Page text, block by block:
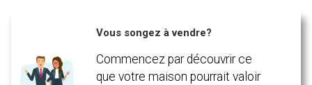
Vous songez à vendre?
Commencez par découvrir ce
que votre maison pourrait valoir